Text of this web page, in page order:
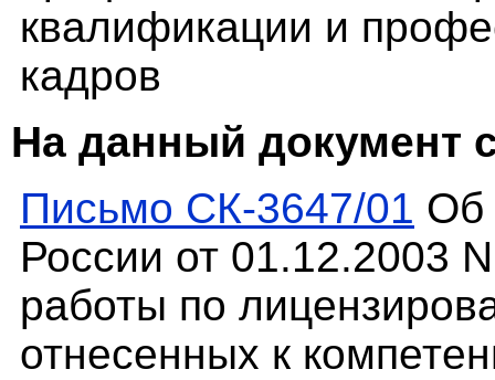
квалификации и
кадров
На данный документ
Письмо СК-3647/01 Об
России от 01.12.2003
работы по
отнесенных к